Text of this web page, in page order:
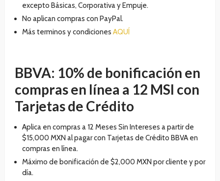
excepto Básicas, Corporativa y Empuje.
No aplican compras con PayPal.
Más terminos y condiciones AQUÍ
BBVA: 10% de bonificación en
compras en línea a 12 MSI con
Tarjetas de Crédito
Aplica en compras a 12 Meses Sin Intereses a partir de
$15,000 MXN al pagar con Tarjetas de Crédito BBVA en
compras en línea.
Máximo de bonificación de $2,000 MXN por cliente y por
día.